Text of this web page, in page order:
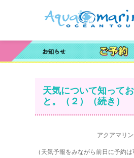
天気について知って
と。（２）（続き）
アクアマリン
（天気予報をみながら前日に予約は